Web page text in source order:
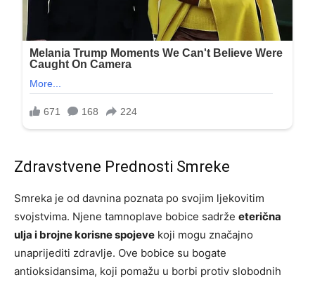
Zdravstvene Prednosti Smreke
Smreka je od davnina poznata po svojim ljekovitim
svojstvima. Njene tamnoplave bobice sadrže eterična
ulja i brojne korisne spojeve koji mogu značajno
unaprijediti zdravlje. Ove bobice su bogate
antioksidansima, koji pomažu u borbi protiv slobodnih